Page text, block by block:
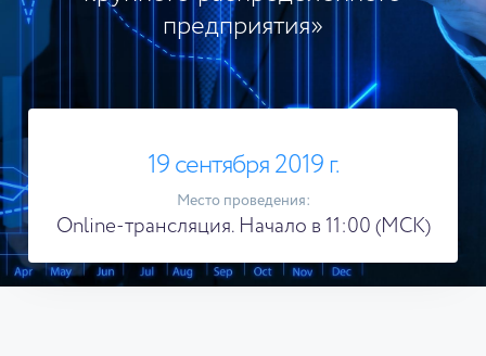
предприятия»
19 сентября 2019 г.
Место проведения:
Online-трансляция. Начало в 11:00 (МСК)